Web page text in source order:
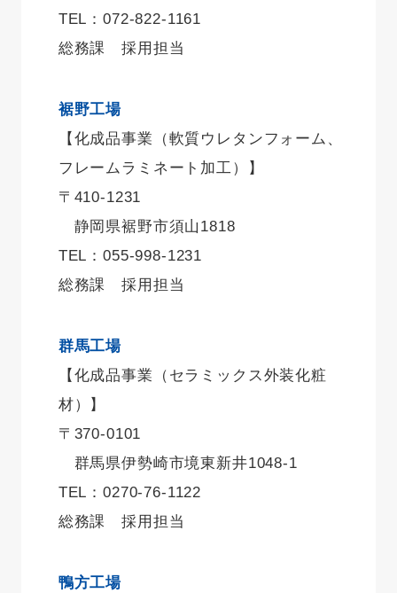
TEL：072-822-1161
総務課 採用担当
裾野工場
【化成品事業（軟質ウレタンフォーム、
フレームラミネート加工）】
〒410-1231
静岡県裾野市須山1818
TEL：055-998-1231
総務課 採用担当
群馬工場
【化成品事業（セラミックス外装化粧
材）】
〒370-0101
群馬県伊勢崎市境東新井1048-1
TEL：0270-76-1122
総務課 採用担当
鴨方工場